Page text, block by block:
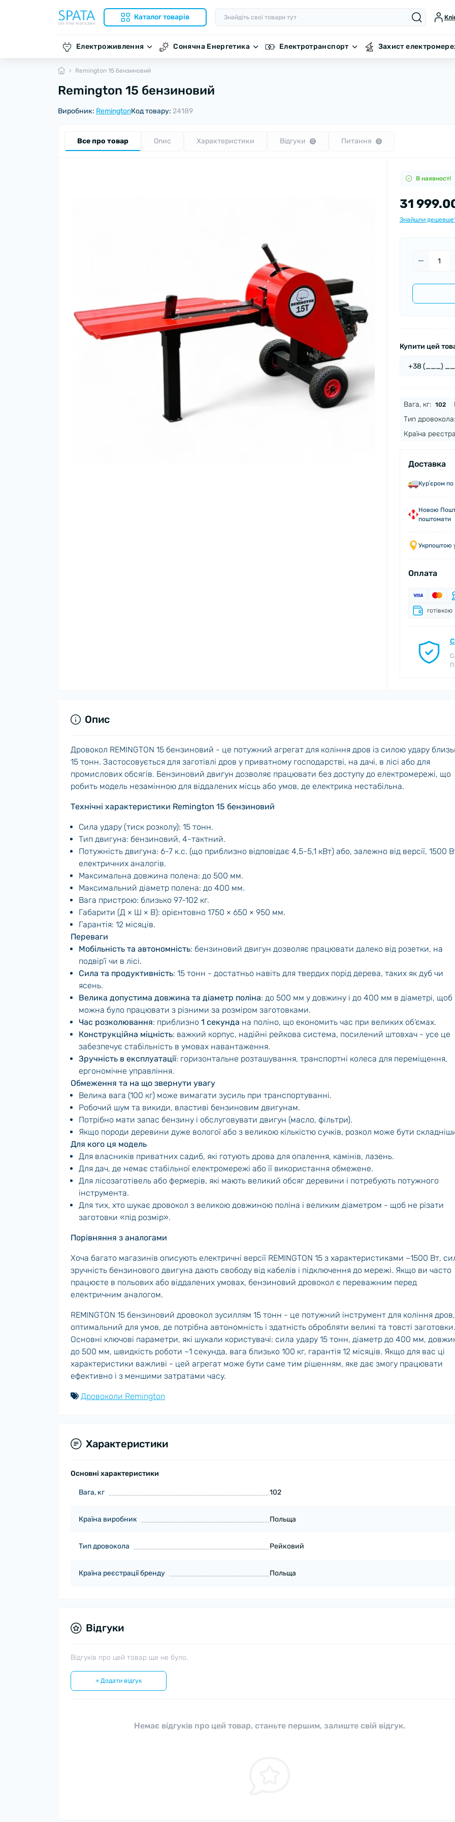
Каталог товарів
Електроживлення Сонячна Енергетика Електротранспорт Захист
Remington 15 бензиновий
Remington 15 бензиновий
Виробник: RemingtonКод товару: 24189
Все про товар Опис Характеристики Відгуки 0 Питання 0
В наявності
31
Знайшли
Купити цей
Вага, кг: 102
Тип дровокола:
Країна
Доставка
Курʼєром по
Новою
поштомати
Укрпоштою у
Оплата
готівкою
Опис
Дровокол REMINGTON 15 бензиновий - це потужний агрегат для коління дров із силою удару
15 тонн. Застосовується для заготівлі дров у приватному господарстві, на дачі, в лісі або для
промислових обсягів. Бензиновий двигун дозволяє працювати без доступу до електромережі, що
робить модель незамінною для віддалених місць або умов, де електрика нестабільна.
Технічні характеристики Remington 15 бензиновий
Сила удару (тиск розколу): 15 тонн.
Тип двигуна: бензиновий, 4-тактний.
Потужність двигуна: 6-7 к.с. (що приблизно відповідає 4,5-5,1 кВт) або, залежно від версії, 1500
електричних аналогів.
Максимальна довжина полена: до 500 мм.
Максимальний діаметр полена: до 400 мм.
Вага пристрою: близько 97-102 кг.
Габарити (Д × Ш × В): орієнтовно 1750 × 650 × 950 мм.
Гарантія: 12 місяців.
Переваги
Мобільність та автономність: бензиновий двигун дозволяє працювати далеко від розетки, на
подвір’ї чи в лісі.
Сила та продуктивність: 15 тонн - достатньо навіть для твердих порід дерева, таких як дуб чи
ясень.
Велика допустима довжина та діаметр поліна: до 500 мм у довжину і до 400 мм в діаметрі, щоб
можна було працювати з різними за розміром заготовками.
Час розколювання: приблизно 1 секунда на поліно, що економить час при великих об’ємах.
Конструкційна міцність: важкий корпус, надійні рейкова система, посилений штовхач - усе це
забезпечує стабільність в умовах навантаження.
Зручність в експлуатації: горизонтальне розташування, транспортні колеса для переміщення,
ергономічне управління.
Обмеження та на що звернути увагу
Велика вага (100 кг) може вимагати зусиль при транспортуванні.
Робочий шум та викиди, властиві бензиновим двигунам.
Потрібно мати запас бензину і обслуговувати двигун (масло, фільтри).
Якщо породи деревини дуже вологої або з великою кількістю сучків, розкол може бути
Для кого ця модель
Для власників приватних садиб, які готують дрова для опалення, камінів, лазень.
Для дач, де немає стабільної електромережі або її використання обмежене.
Для лісозаготівель або фермерів, які мають великий обсяг деревини і потребують потужного
інструмента.
Для тих, хто шукає дровокол з великою довжиною поліна і великим діаметром - щоб не різати
заготовки «під розмір».
Порівняння з аналогами
Хоча багато магазинів описують електричні версії REMINGTON 15 з характеристиками ~1500 Вт,
зручність бензинового двигуна дають свободу від кабелів і підключення до мережі. Якщо ви часто
працюєте в польових або віддалених умовах, бензиновий дровокол є переважним перед
електричним аналогом.
REMINGTON 15 бензиновий дровокол зусиллям 15 тонн - це потужний інструмент для коління дров,
оптимальний для умов, де потрібна автономність і здатність обробляти великі та товсті заготовки.
Основні ключові параметри, які шукали користувачі: сила удару 15 тонн, діаметр до 400 мм,
до 500 мм, швидкість роботи ~1 секунда, вага близько 100 кг, гарантія 12 місяців. Якщо для вас ці
характеристики важливі - цей агрегат може бути саме тим рішенням, яке дає змогу працювати
ефективно і з меншими затратами часу.
Дровоколи Remington
Характеристики
Основні характеристики
Вага, кг 102
Країна виробник Польща
Тип дровокола Рейковий
Країна реєстрації бренду Польща
Відгуки
Відгуків про цей товар ще не було.
+ Додати відгук
Немає відгуків про цей товар, станьте першим, залиште свій відгук.